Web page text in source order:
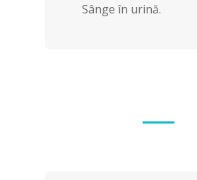
Sânge în urină.